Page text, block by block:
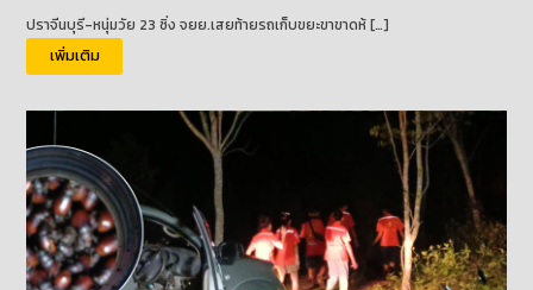
ปราจีนบุรี-หนุ่มวัย 23 ซิ่ง จยย.เสยท้ายรถเก็บขยะขาขาดห้ […]
เพิ่มเติม